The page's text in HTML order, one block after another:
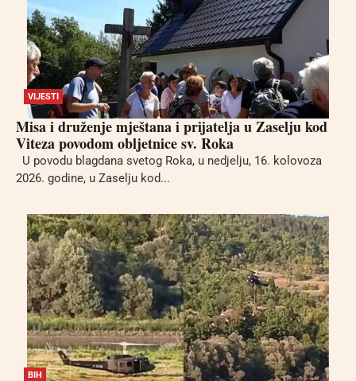
VIJESTI
Misa i druženje mještana i prijatelja u Zaselju kod
Viteza povodom obljetnice sv. Roka
U povodu blagdana svetog Roka, u nedjelju, 16. kolovoza
2026. godine, u Zaselju kod...
BIH